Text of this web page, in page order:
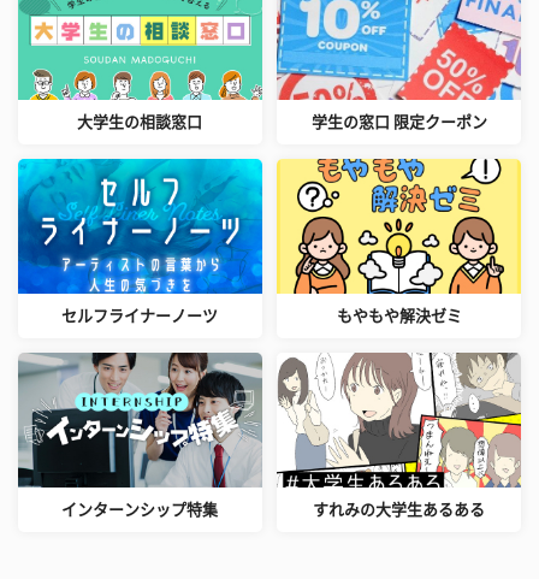
大学生の相談窓口 学生の窓口 限定クーポン
セルフライナーノーツ もやもや解決ゼミ
インターンシップ特集 すれみの大学生あるある